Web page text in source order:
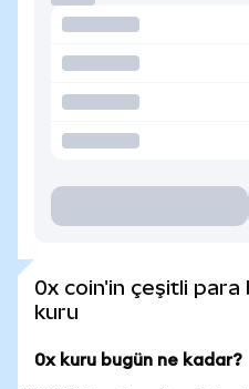
0x coin'in çeşitli
kuru
0x kuru bugün ne kadar?